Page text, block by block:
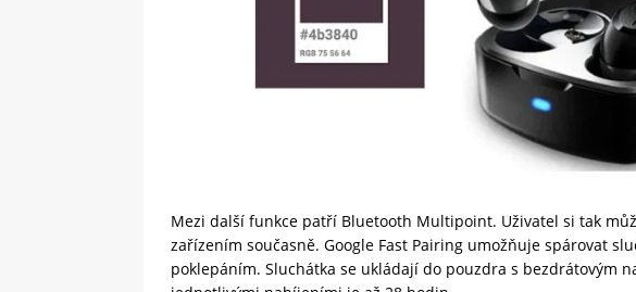
Mezi další funkce patří Bluetooth Multipoint. Uživatel si tak
zařízením současně. Google Fast Pairing umožňuje spárovat
poklepáním. Sluchátka se ukládají do pouzdra s bezdrátovým